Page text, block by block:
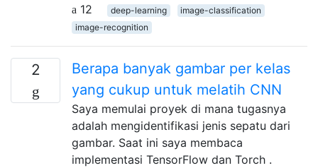
12
deep-learning
image-classification
image-recognition
2
Berapa banyak gambar per kelas
yang cukup untuk melatih CNN
Saya memulai proyek di mana tugasnya
adalah mengidentifikasi jenis sepatu dari
gambar. Saat ini saya membaca
implementasi TensorFlow dan Torch .